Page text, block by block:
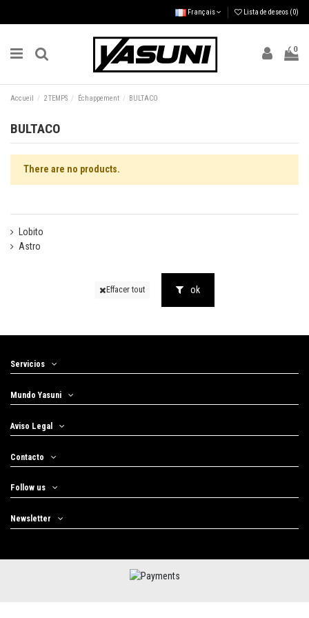
Français Lista de deseos (0)
0
Accueil 2 TEMPS Échappement BULTACO
BULTACO
There are no products.
Lobito
Astro
Effacer tout ok
Servicios
Mundo Yasuni
Aviso Legal
Contacto
Follow us
Newsletter